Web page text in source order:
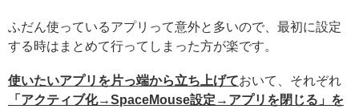
ふだん使っているアプリって意外と多いので、最初に設定
する時はまとめて行ってしまった方が楽です。
使いたいアプリを片っ端から立ち上げておいて、それぞれ
「アクティブ化→SpaceMouse設定→アプリを閉じる」を